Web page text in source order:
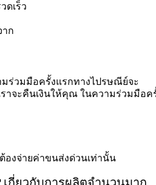
ดเร็ว
ก
ร่วมมือครั้งแรกทางไปรษณีย์จะ
าจะคืนเงินให้คุณ ในความร่วมมือค
งจ่ายค่าขนส่งด่วนเท่านั้น